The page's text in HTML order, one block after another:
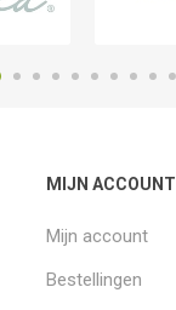
MIJN ACCOUNT
Mijn account
Bestellingen